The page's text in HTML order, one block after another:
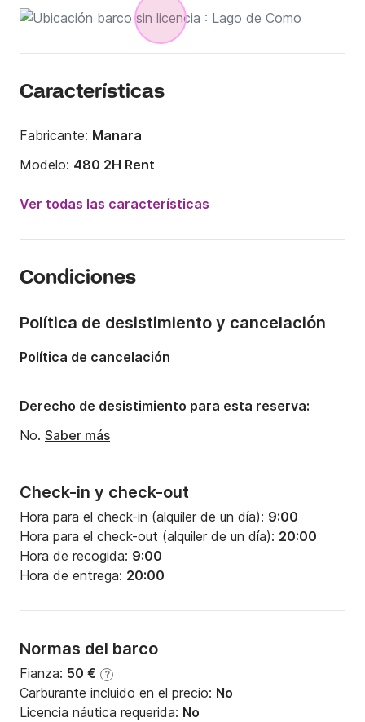
Características
Fabricante: Manara
Modelo: 480 2H Rent
40CV
Capacidad a bordo:
Ver todas las características
Condiciones
Check-in y check-out
Hora para el check-in (alquiler de un día): 9:00
Hora para el check-out (alquiler de un día): 20:00
Hora de recogida: 9:00
Hora de entrega: 20:00
Normas del barco
Fianza: 50 € ?
Carburante incluido en el precio: No
Licencia náutica requerida: No
Política de desistimiento y cancelación
Política de cancelación
Derecho de desistimiento para esta reserva:
No. Saber más